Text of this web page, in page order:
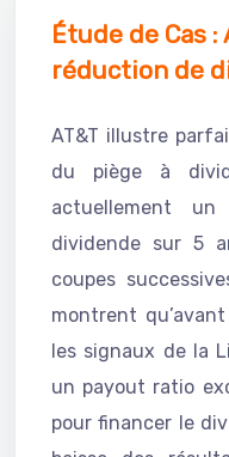
Étude de Cas :
réduction de
AT&T illustre
du piège à
actuellement
dividende sur 5
coupes
montrent
les signaux de la
un payout ratio
pour financer le